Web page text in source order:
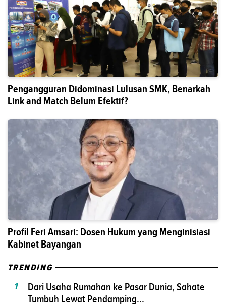
Pengangguran Didominasi Lulusan SMK, Benarkah
Link and Match Belum Efektif?
Profil Feri Amsari: Dosen Hukum yang Menginisiasi
Kabinet Bayangan
TRENDING
1
Dari Usaha Rumahan ke Pasar Dunia, Sahate
Tumbuh Lewat Pendamping...